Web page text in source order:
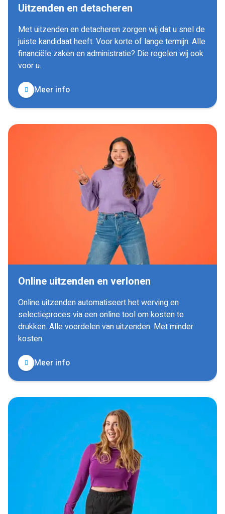
Uitzenden en detacheren
Met uitzenden en detacheren zorgen wij dat u snel de
juiste kandidaat heeft. Voor korte of lange termijn. Alle
financiële zaken en administratie? Die regelen wij ook
voor u.
Meer info
Online uitzenden en verlonen
Online uitzenden automatiseert het werving en
selectieproces via een online tool om kosten te
drukken. Alle voordelen van uitzenden. Met minder
kosten.
Meer info